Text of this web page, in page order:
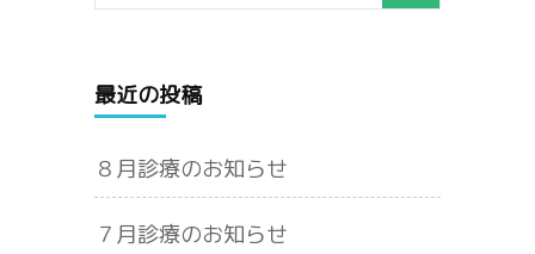
索:
最近の投稿
８月診療のお知らせ
７月診療のお知らせ